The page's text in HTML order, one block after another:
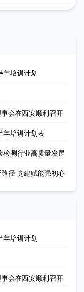
年培训计划
会在西安顺利召开
年培训计划表
检测行业高质量发展
径 党建赋能强初心
年培训计划
会在西安顺利召开